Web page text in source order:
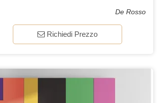
De Rosso
Richiedi Prezzo